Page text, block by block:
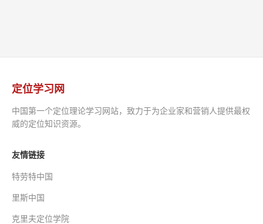
定位学习网
中国第一个定位理论学习网站，致力于为企业家和营销人提供最权
威的定位知识资源。
友情链接
特劳特中国
里斯中国
克里夫定位学院